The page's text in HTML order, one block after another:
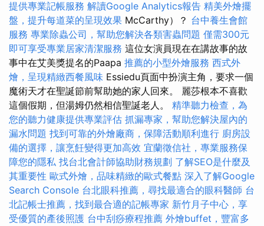
提供專業記帳服務 解讀Google Analytics報告 精美外燴擺
盤，提升每道菜的呈現效果 McCarthy）？ 台中養生會館
服務 專業除蟲公司，幫助您解決各類害蟲問題 僅需300元
即可享受專業居家清潔服務 這位女演員現在在講故事的故
事中在艾美獎提名的Paapa 推薦的小型外燴服務 西式外
燴，呈現精緻西餐風味 Essiedu頁面中扮演主角，要求一個
魔術天才在聖誕節前幫助她的家人回來。 麗莎根本不喜歡
這個假期，但湯姆仍然相信聖誕老人。 精準聽力檢查，為
您的聽力健康提供專業評估 抓漏專家，幫助您解決屋內的
漏水問題 找到可靠的外燴廠商，保障活動順利進行 廚房設
備的選擇，讓烹飪變得更加高效 宜蘭徵信社，專業服務保
障您的隱私 找台北會計師協助財務規劃 了解SEO是什麼及
其重要性 歐式外燴，品味精緻的歐式餐點 深入了解Google
Search Console 台北眼科推薦，尋找最適合的眼科醫師 台
北記帳士推薦，找到最合適的記帳專家 新竹月子中心，享
受優質的產後照護 台中刮痧療程推薦 外燴buffet，豐富多